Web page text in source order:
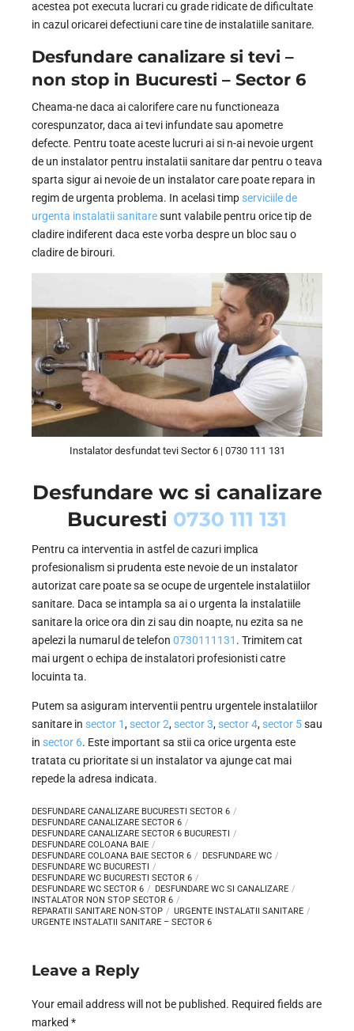
acestea pot executa lucrari cu grade ridicate de dificultate
in cazul oricarei defectiuni care tine de instalatiile sanitare.
Desfundare canalizare si tevi –
non stop in Bucuresti – Sector 6
Cheama-ne daca ai calorifere care nu functioneaza
corespunzator, daca ai tevi infundate sau apometre
defecte. Pentru toate aceste lucruri ai si n-ai nevoie urgent
de un instalator pentru instalatii sanitare dar pentru o teava
sparta sigur ai nevoie de un instalator care poate repara in
regim de urgenta problema. In acelasi timp serviciile de
urgenta instalatii sanitaresunt valabile pentru orice tip de
cladire indiferent daca este vorba despre un bloc sau o
cladire de birouri.
Instalator desfundat tevi Sector 6 | 0730 111 131
Desfundare wc si canalizare
Bucuresti 0730 111 131
Pentru ca interventia in astfel de cazuri implica
profesionalism si prudenta este nevoie de un instalator
autorizat care poate sa se ocupe de urgentele instalatiilor
sanitare. Daca se intampla sa ai o urgenta la instalatiile
sanitare la orice ora din zi sau din noapte, nu ezita sa ne
apelezi la numarul de telefon 0730111131 . Trimitem cat
mai urgent o echipa de instalatori profesionisti catre
locuinta ta.
Putem sa asiguram interventii pentru urgentele instalatiilor
sanitare in sector 1, sector 2, sector 3, sector 4, sector 5sau
in sector 6. Este important sa stii ca orice urgenta este
tratata cu prioritate si un instalator va ajunge cat mai
repede la adresa indicata.
DESFUNDARE CANALIZARE BUCURESTI SECTOR 6
DESFUNDARE CANALIZARE SECTOR 6
DESFUNDARE CANALIZARE SECTOR 6 BUCURESTI
DESFUNDARE COLOANA BAIE
DESFUNDARE COLOANA BAIE SECTOR 6
DESFUNDARE WC
DESFUNDARE WC BUCURESTI
DESFUNDARE WC BUCURESTI SECTOR 6
DESFUNDARE WC SECTOR 6
DESFUNDARE WC SI CANALIZARE
INSTALATOR NON STOP SECTOR 6
REPARATII SANITARE NON-STOP
URGENTE INSTALATII SANITARE
URGENTE INSTALATII SANITARE – SECTOR 6
Leave a Reply
Your email address will not be published. Required fields are
marked *